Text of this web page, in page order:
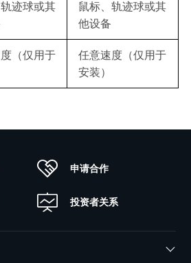
迹球或其
鼠标、轨迹球或其
他设备
（仅用于
任意速度（仅用于
安装）
申请合作
投资者关系